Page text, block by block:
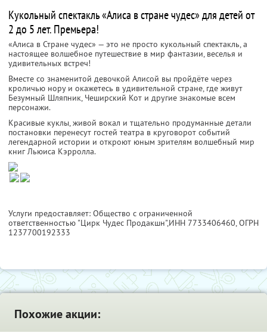
Кукольный спектакль «Алиса в стране чудес» для детей от
2 до 5 лет. Премьера!
«Алиса в Стране чудес» — это не просто кукольный спектакль, а
настоящее волшебное путешествие в мир фантазии, веселья и
удивительных встреч!
Вместе со знаменитой девочкой Алисой вы пройдёте через
кроличью нору и окажетесь в удивительной стране, где живут
Безумный Шляпник, Чеширский Кот и другие знакомые всем
персонажи.
Красивые куклы, живой вокал и тщательно продуманные детали
постановки перенесут гостей театра в круговорот событий
легендарной истории и откроют юным зрителям волшебный мир
книг Льюиса Кэрролла.
Услуги предоставляет: Общество с ограниченной
ответственностью "Цирк Чудес Продакшн",ИНН 7733406460, ОГРН
1237700192333
Похожие акции: